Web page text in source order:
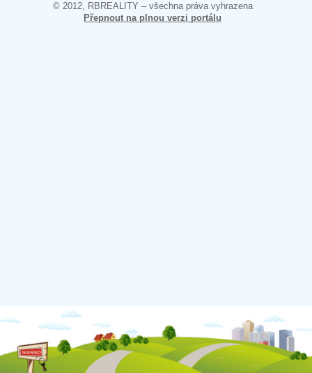
© 2012, RBREALITY – všechna práva vyhrazena
Přepnout na plnou verzi portálu